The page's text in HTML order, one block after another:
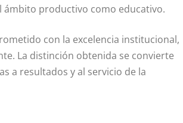
ámbito productivo como educativo.
con la excelencia institucional,
La distinción obtenida se convierte
a resultados y al servicio de la